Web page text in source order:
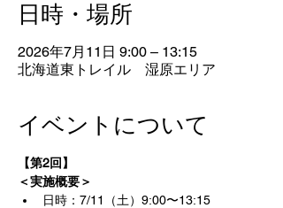
日時・場所
2026年7月11日 9:00 – 13:15
北海道東トレイル 湿原エリア
イベントについて
【第2回】
＜実施概要＞
日時：7/11（土）9:00〜13:15